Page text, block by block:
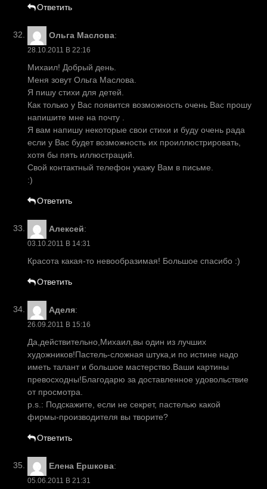
Ответить
Ольга Маслова:
28.10.2011 В 22:16
Михаил! Добрый день.
Меня зовут Ольга Маслова.
Я пишу стихи для детей.
Как только у Вас появится возможность очень Вас прошу
напишите мне на почту .
Я вам напишу некоторые свои стихи и буду очень рада
если у Вас будет возможность их проиллюстрировать,
хотя бы пять иллюстраций.
Свой контактный телефон укажу Вам в письме.
:)
Ответить
Алексей:
03.10.2011 В 14:31
Красота какая-то невообразимая! Большое спасибо :)
Ответить
Аделя:
26.09.2011 В 15:16
Да,действительно,Михаил,вы один из лучших
художников!Пастель-сложная штука,и по истине надо
иметь талант и большое мастерство.Ваши картины
превосходны!Благодарю за доставленное удовольствие
от просмотра.
p.s.: Подскажите, если не секрет, пастелью какой
фирмы-производителя вы творите?
Ответить
Елена Ершкова:
05.06.2011 В 21:31